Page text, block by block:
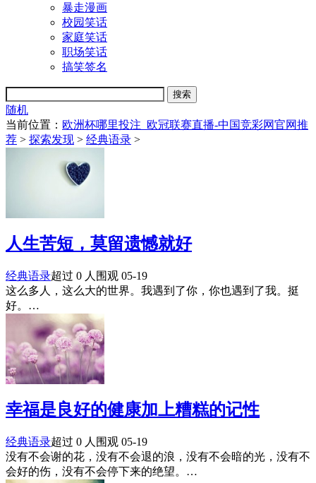
暴走漫画
校园笑话
家庭笑话
职场笑话
搞笑签名
随机
当前位置： 欧洲杯哪里投注_欧冠联赛直播-中国竞彩网官网推
荐 > 探索发现 > 经典语录 >
人生苦短，莫留遗憾就好
经典语录超过 0 人围观 05-19
这么多人，这么大的世界。我遇到了你，你也遇到了我。挺
好。…
幸福是良好的健康加上糟糕的记性
经典语录超过 0 人围观 05-19
没有不会谢的花，没有不会退的浪，没有不会暗的光，没有不
会好的伤，没有不会停下来的绝望。…